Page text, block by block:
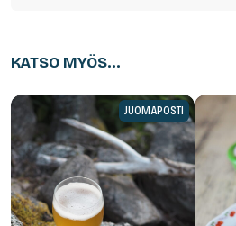
KATSO MYÖS...
JUOMAPOSTI